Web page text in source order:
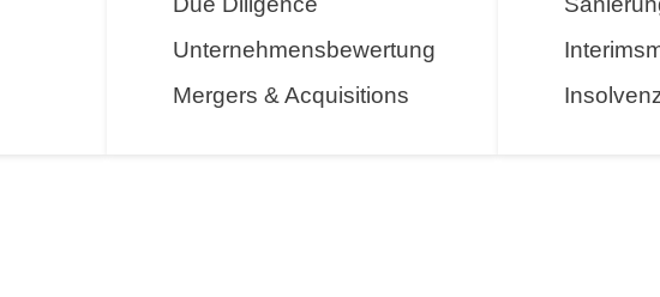
Unternehmensbewertung
Mergers & Acquisitions